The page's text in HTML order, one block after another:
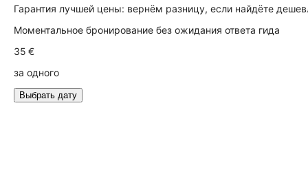
Гарантия лучшей цены: вернём разницу, если найдёте
Моментальное бронирование без ожидания ответа гида
35 €
за одного
Выбрать дату